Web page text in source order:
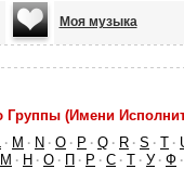
Моя музыка
Группы (Имени
· M · N · O · P · Q · R · S · T ·
М · Н · О · П · Р · С · Т · У · Ф ·